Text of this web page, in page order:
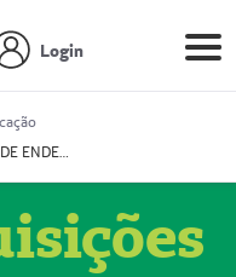
Login
MUDANÇA DE ENDEREÇO - DIAGITAB SERVIÇOS MÉDICOS LTDA (54003267-5)